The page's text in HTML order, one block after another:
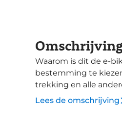
Waarom is dit de e-bike voor jou? De Giant Explore E+
bestemming te
trekking en alle
SyncDrive Pro motor
Lees de omschrijving